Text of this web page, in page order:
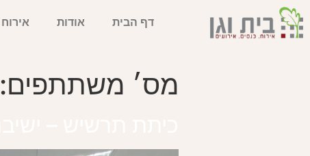
דף הבית אודות אירוח
מס׳ משתתפים: